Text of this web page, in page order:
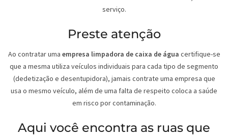
serviço.
Preste atenção
Ao contratar uma empresa limpadora de caixa de água certifique-se
que a mesma utiliza veículos individuais para cada tipo de segmento
(dedetização e desentupidora), jamais contrate uma empresa que
usa o mesmo veículo, além de uma falta de respeito coloca a saúde
em risco por contaminação.
Aqui você encontra as ruas que